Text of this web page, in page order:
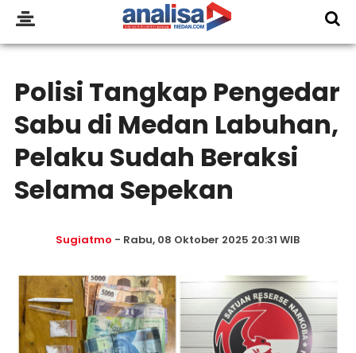
Polisi Tangkap Pengedar
Sabu di Medan Labuhan,
Pelaku Sudah Beraksi
Selama Sepekan
Sugiatmo - Rabu, 08 Oktober 2025 20:31 WIB